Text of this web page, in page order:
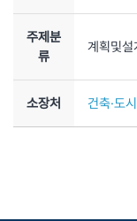
주제분
류
계획및설
소장처 건축·도